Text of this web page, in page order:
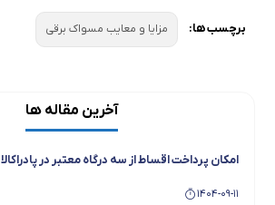
برچسب ها: مزایا و معایب مسواک برقی
آخرین مقاله ها
امکان پرداخت اقساط از سه درگاه معتبر در پادراکالا
1404-09-11